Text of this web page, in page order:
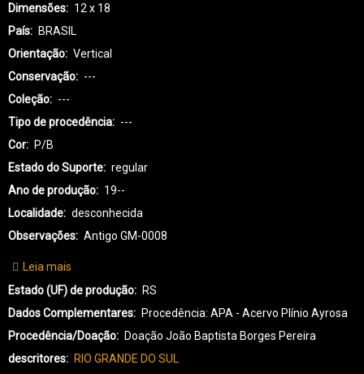
Dimensões
12 x 18
País
BRASIL
Orientação
Vertical
Conservação
---
Coleção
---
Tipo de procedência
---
Cor
P/B
Estado do Suporte
regular
Ano de produção
19--
Localidade
desconhecida
Observações
Antigo GM-0008
Leia mais
GI-
GUARANI-
0041
Estado (UF) de produção
RS
Dados Complementares
Procedência: APA - Acervo Plínio Ayrosa
Procedência/Doação
Doação João Baptista Borges Pereira
descritores
RIO GRANDE DO SUL